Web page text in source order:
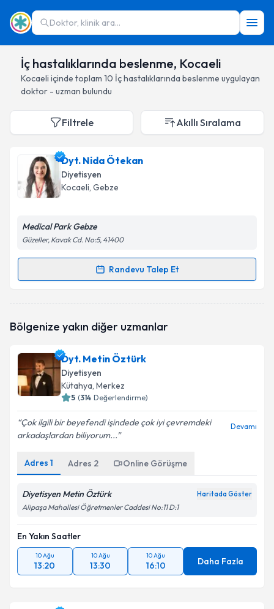
Doktor, klinik ara...
İç hastalıklarında beslenme, Kocaeli
Kocaeli içinde toplam 10 İç hastalıklarında beslenme uygulayan
doktor - uzman bulundu
Filtrele Akıllı Sıralama
Dyt. Nida Ötekan
Diyetisyen
Kocaeli, Gebze
Medical Park Gebze
Güzeller, Kavak Cd. No:5, 41400
Randevu Talep Et
Randevu Takvimi Talebi
oluşturun. Size bu uzmandan randevu almanız için bir
E-posta Adresiniz
Kişisel verilerimin işlenmesine ilişkinAydınlatma
Metni'ni okudum ve kişisel verilerimin belirtilen
Takvim Talebini Gönder
Bölgenize yakın diğer uzmanlar
Dyt. Metin Öztürk
Diyetisyen
Kütahya, Merkez
5 (314 Değerlendirme)
Çok ilgili bir beyefendi işindede çok iyi çevremdeki
arkadaşlardan biliyorum...
Devamı
Adres 1 Adres 2 Online Görüşme
Diyetisyen Metin Öztürk Haritada Göster
Alipaşa Mahallesi Öğretmenler Caddesi No:11 D:1
En Yakın Saatler
10 Ağu
13:20
10 Ağu
13:30
10 Ağu
16:10 Daha Fazla